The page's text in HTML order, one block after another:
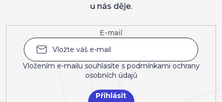
E-mail
Vložením e-mailu souhlasíte s podmínkami ochrany
osobních údajů
Přihlásit
u nás děje.